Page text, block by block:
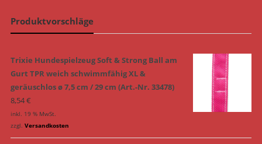
Produktvorschläge
Trixie Hundespielzeug Soft & Strong Ball am
Gurt TPR weich schwimmfähig XL &
geräuschlos ø 7,5 cm / 29 cm (Art.-Nr. 33478)
8,54€
inkl. 19 % MwSt.
zzgl. Versandkosten